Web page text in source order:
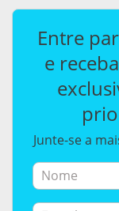
Entre
e
Junte-se a